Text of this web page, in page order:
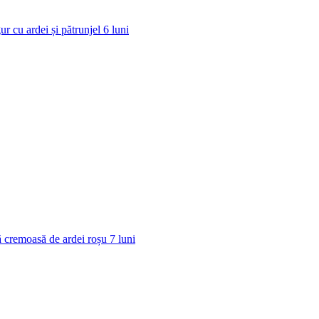
cu ardei și pătrunjel 6 luni
cremoasă de ardei roșu 7 luni